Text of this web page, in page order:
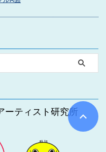
ーティスト研究所